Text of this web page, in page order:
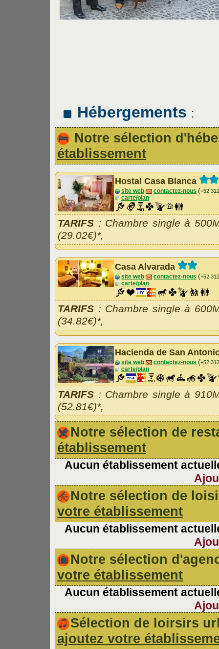
Hébergements :
Notre sélection
établissement
Hostal Casa Blanca
site web contactez-nous (+52
carte/plan
TARIFS : Chambre single à
(29.02€)*,
Casa Alvarada
site web contactez-nous (+52
carte/plan
TARIFS : Chambre single à
(34.82€)*,
Hacienda de San
site web contactez-nous (+52
carte/plan
TARIFS : Chambre single à
(52.81€)*,
Notre sélection de
établissement
Aucun établissement
Notre sélection de
votre établissement
Aucun établissement
Notre sélection
votre établissement
Aucun établissement
Sélection de loirsirs
ajoutez votre